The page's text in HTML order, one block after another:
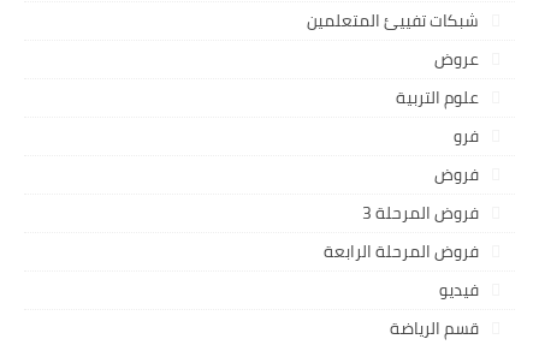
شبكات تفييئ المتعلمين
عروض
علوم التربية
فرو
فروض
فروض المرحلة 3
فروض المرحلة الرابعة
فيديو
قسم الرياضة